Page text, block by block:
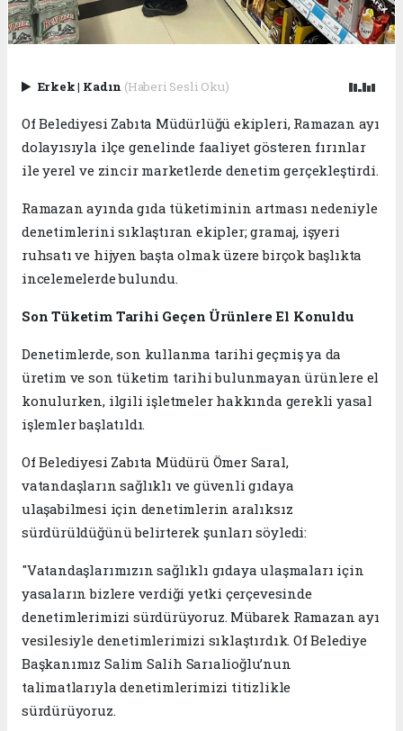
Erkek| Kadın (Haberi Sesli Oku)
Of Belediyesi Zabıta Müdürlüğü ekipleri, Ramazan ayı
dolayısıyla ilçe genelinde faaliyet gösteren fırınlar
ile yerel ve zincir marketlerde denetim gerçekleştirdi.
Ramazan ayında gıda tüketiminin artması nedeniyle
denetimlerini sıklaştıran ekipler; gramaj, işyeri
ruhsatı ve hijyen başta olmak üzere birçok başlıkta
incelemelerde bulundu.
Son Tüketim Tarihi Geçen Ürünlere El Konuldu
Denetimlerde, son kullanma tarihi geçmiş ya da
üretim ve son tüketim tarihi bulunmayan ürünlere el
konulurken, ilgili işletmeler hakkında gerekli yasal
işlemler başlatıldı.
Of Belediyesi Zabıta Müdürü Ömer Saral,
vatandaşların sağlıklı ve güvenli gıdaya
ulaşabilmesi için denetimlerin aralıksız
sürdürüldüğünü belirterek şunları söyledi:
"Vatandaşlarımızın sağlıklı gıdaya ulaşmaları için
yasaların bizlere verdiği yetki çerçevesinde
denetimlerimizi sürdürüyoruz. Mübarek Ramazan ayı
vesilesiyle denetimlerimizi sıklaştırdık. Of Belediye
Başkanımız Salim Salih Sarıalioğlu’nun
talimatlarıyla denetimlerimizi titizlikle
sürdürüyoruz.